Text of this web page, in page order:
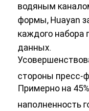
водяным
формы, Huayan
каждого набора
данных.
стороны пресс-
Примерно на
наполненность